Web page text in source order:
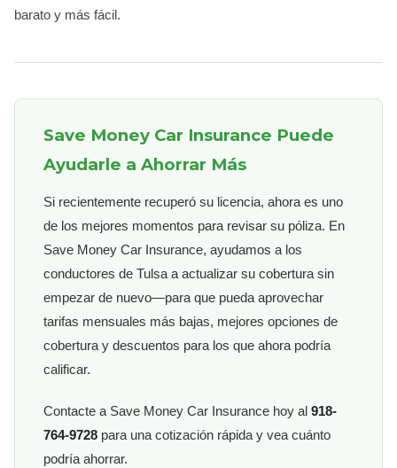
barato y más fácil.
Save Money Car Insurance Puede
Ayudarle a Ahorrar Más
Si recientemente recuperó su licencia, ahora es uno
de los mejores momentos para revisar su póliza. En
Save Money Car Insurance, ayudamos a los
conductores de Tulsa a actualizar su cobertura sin
empezar de nuevo—para que pueda aprovechar
tarifas mensuales más bajas, mejores opciones de
cobertura y descuentos para los que ahora podría
calificar.
Contacte a Save Money Car Insurance hoy al 918-
764-9728 para una cotización rápida y vea cuánto
podría ahorrar.